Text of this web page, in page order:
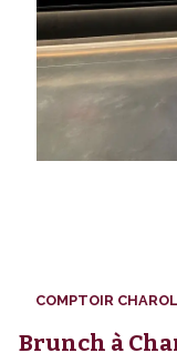
COMPTOIR
brunch à